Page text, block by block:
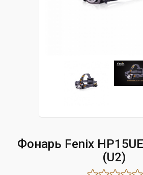
Фонарь Fenix
(U2)